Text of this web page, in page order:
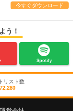
今すぐダウンロード
う！
Spotify
リスト数